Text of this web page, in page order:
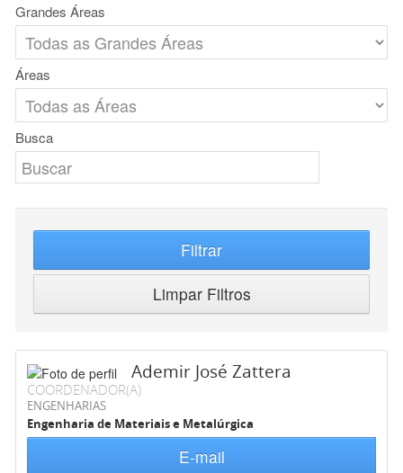
Grandes Áreas
Áreas
Busca
Filtrar
Limpar Filtros
Ademir José Zattera
COORDENADOR(A)
ENGENHARIAS
Engenharia de Materiais e Metalúrgica
E-mail